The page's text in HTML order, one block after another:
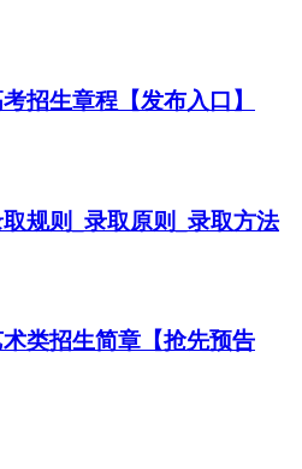
招生章程【发布入口】
规则_录取原则_录取方法
类招生简章【抢先预告